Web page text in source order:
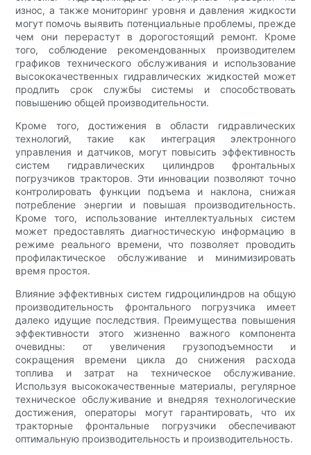
износ, а также мониторинг уровня и давления жидкости
могут помочь выявить потенциальные проблемы, прежде
чем они перерастут в дорогостоящий ремонт. Кроме
того, соблюдение рекомендованных производителем
графиков технического обслуживания и использование
высококачественных гидравлических жидкостей может
продлить срок службы системы и способствовать
повышению общей производительности.
Кроме того, достижения в области гидравлических
технологий, такие как интеграция электронного
управления и датчиков, могут повысить эффективность
систем гидравлических цилиндров фронтальных
погрузчиков тракторов. Эти инновации позволяют точно
контролировать функции подъема и наклона, снижая
потребление энергии и повышая производительность.
Кроме того, использование интеллектуальных систем
может предоставлять диагностическую информацию в
режиме реального времени, что позволяет проводить
профилактическое обслуживание и минимизировать
время простоя.
Влияние эффективных систем гидроцилиндров на общую
производительность фронтального погрузчика имеет
далеко идущие последствия. Преимущества повышения
эффективности этого жизненно важного компонента
очевидны: от увеличения грузоподъемности и
сокращения времени цикла до снижения расхода
топлива и затрат на техническое обслуживание.
Используя высококачественные материалы, регулярное
техническое обслуживание и внедряя технологические
достижения, операторы могут гарантировать, что их
тракторные фронтальные погрузчики обеспечивают
оптимальную производительность и производительность.